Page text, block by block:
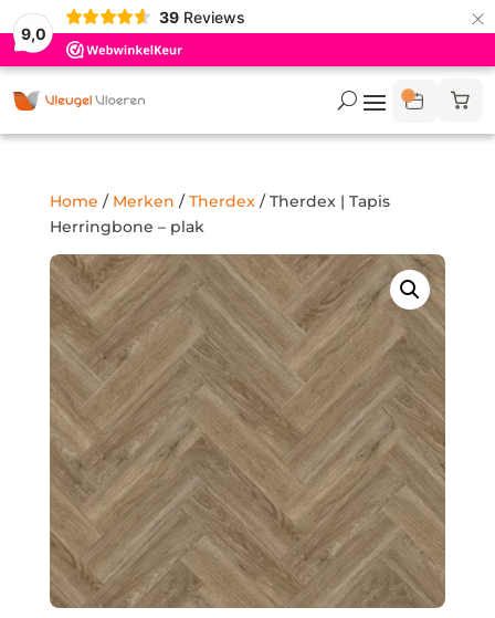
9,0
39 Reviews ×
Home / Merken /Therdex/ Therdex | Tapis
Herringbone – plak